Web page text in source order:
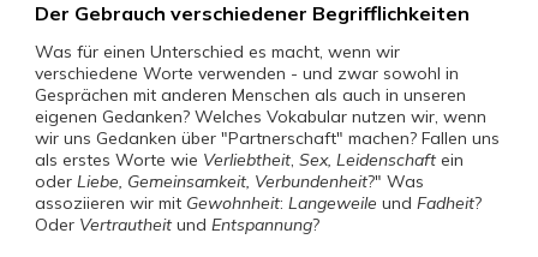
Der Gebrauch verschiedener Begrifflichkeiten
Was für einen Unterschied es macht, wenn wir
verschiedene Worte verwenden - und zwar sowohl in
Gesprächen mit anderen Menschen als auch in unseren
eigenen Gedanken? Welches Vokabular nutzen wir, wenn
wir uns Gedanken über "Partnerschaft" machen? Fallen uns
als erstes Worte wie Verliebtheit, Sex, Leidenschaft ein
oder Liebe, Gemeinsamkeit, Verbundenheit?" Was
assoziieren wir mit Gewohnheit: Langeweile und Fadheit?
Oder Vertrautheit und Entspannung?